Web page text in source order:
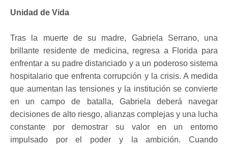
Unidad de Vida
Tras la muerte de su madre, Gabriela Serrano, una
brillante residente de medicina, regresa a Florida para
enfrentar a su padre distanciado y a un poderoso sistema
hospitalario que enfrenta corrupción y la crisis. A medida
que aumentan las tensiones y la institución se convierte
en un campo de batalla, Gabriela deberá navegar
decisiones de alto riesgo, alianzas complejas y una lucha
constante por demostrar su valor en un entorno
impulsado por el poder y la ambición. Cuando